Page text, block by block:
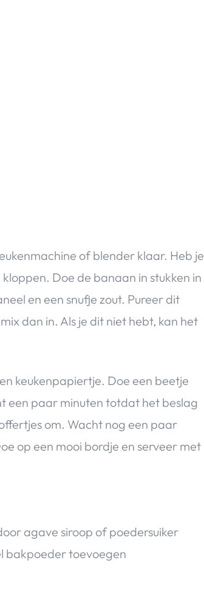
of blender klaar. Heb je
Doe de banaan in stukken in
en een snufje zout. Pureer dit
dan in. Als je dit niet hebt, kan het
keukenpapiertje. Doe een beetje
een paar minuten totdat het beslag
om. Wacht nog een paar
op een mooi bordje en serveer met
agave siroop of poedersuiker
bakpoeder toevoegen